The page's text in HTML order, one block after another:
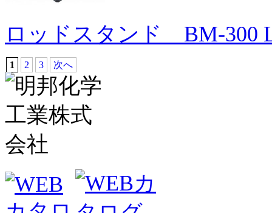
ロッドスタンド BM-300
1 2 3 次へ